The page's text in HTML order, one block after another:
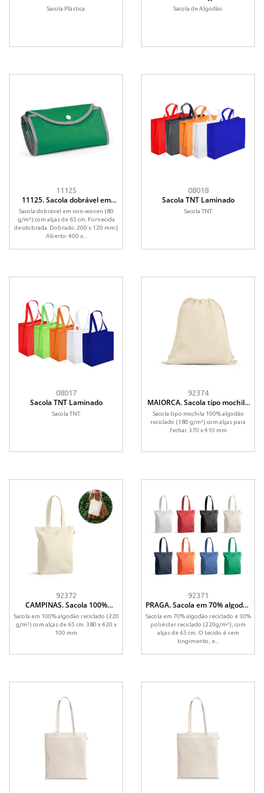
Sacola Plástica. Sacola de Algodão.
11125
11125. Sacola dobrável em
non-woven (80 g/m²)
Sacola dobrável em non-woven (80
g/m²) com alças de 65 cm. Fornecida
desdobrada. Dobrado: 200 x 120 mm |
Aberto: 400 x...
08018
Sacola TNT Laminado
Sacola TNT.
08017
Sacola TNT Laminado
Sacola TNT.
92374
MAIORCA. Sacola tipo mochila
em 100% algodão reciclado
(180 g/m²)
Sacola tipo mochila 100% algodão
reciclado (180 g/m²) com alças para
fechar. 370 x 410 mm
92372
CAMPINAS. Sacola 100%
algodão reciclado (220 g/m²)
Sacola em 100% algodão reciclado (220
g/m²) com alças de 65 cm. 380 x 420 x
100 mm
92371
PRAGA. Sacola em 70% algodão
reciclado e 30% poliéster
reciclado (220g/m²) sem
tingimento
Sacola em 70% algodão reciclado e 30%
poliéster reciclado (220g/m²), com
alças de 65 cm. O tecido é sem
tingimento, e...